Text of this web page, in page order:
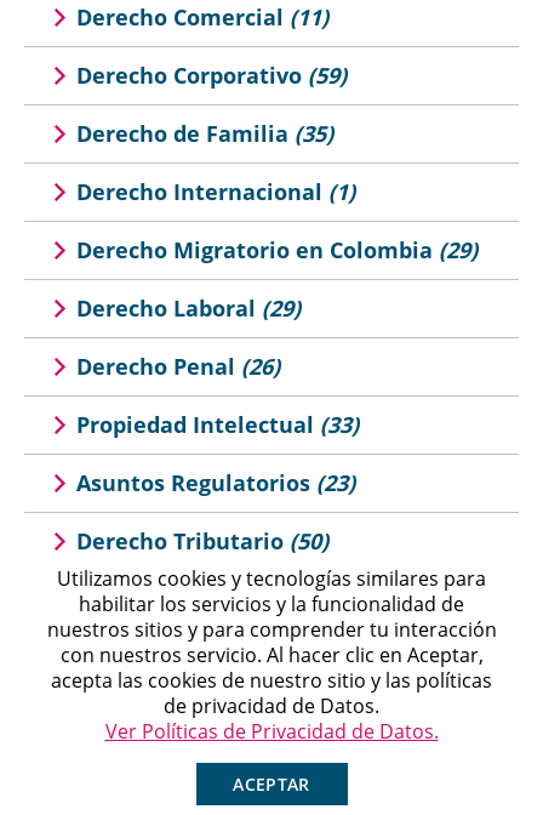
Derecho Comercial (11)
Derecho Corporativo (59)
Derecho de Familia (35)
Derecho Internacional (1)
Derecho Migratorio en Colombia (29)
Derecho Laboral (29)
Derecho Penal (26)
Propiedad Intelectual (33)
Asuntos Regulatorios (23)
Derecho Tributario (50)
Derecho Mercantil (21)
Michell
Agente en Línea
Chatea ahora
Utilizamos cookies y tecnologías similares para
habilitar los servicios y la funcionalidad de
nuestros sitios y para comprender tu interacción
con nuestros servicio. Al hacer clic en Aceptar,
acepta las cookies de nuestro sitio y las políticas
de privacidad de Datos.
Ver Políticas de Privacidad de Datos.
ACEPTAR